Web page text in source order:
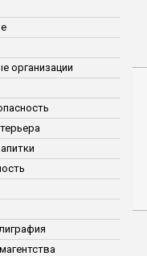
организации